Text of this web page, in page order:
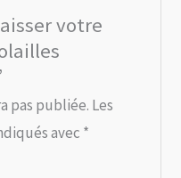
votre
pas publiée. Les
avec *